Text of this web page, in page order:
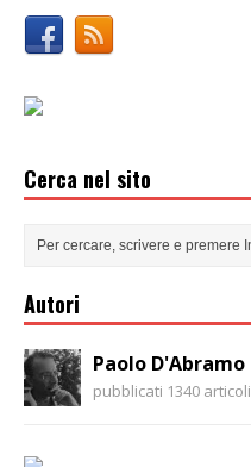
Cerca nel sito
Autori
Paolo D'Abramo
pubblicati 1340 articoli